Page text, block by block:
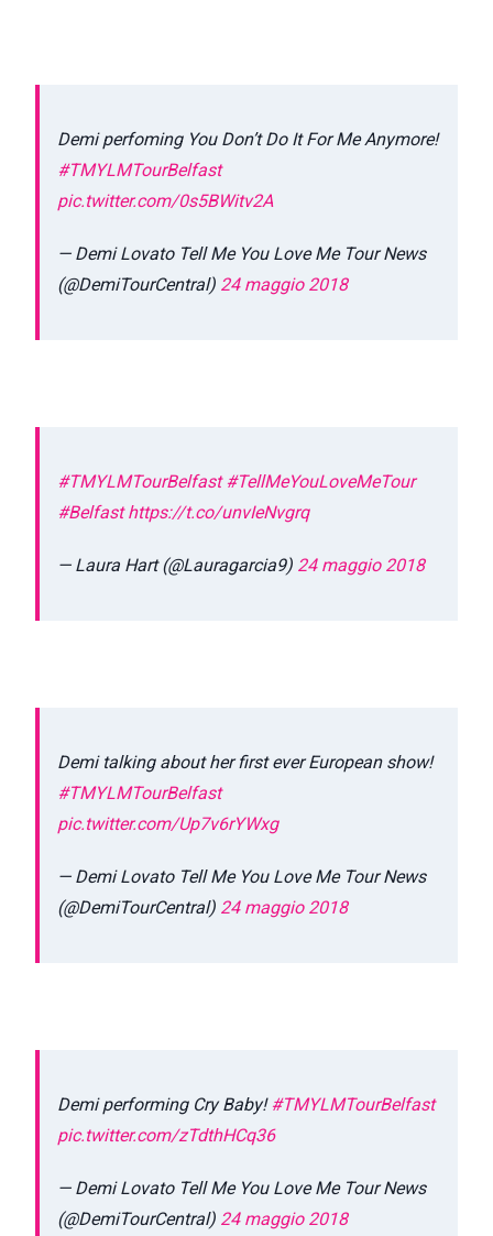
Demi perfoming You Don’t Do It For Me Anymore!
#TMYLMTourBelfast
pic.twitter.com/0s5BWitv2A
— Demi Lovato Tell Me You Love Me Tour News
(@DemiTourCentral) 24 maggio 2018
#TMYLMTourBelfast #TellMeYouLoveMeTour
#Belfast https://t.co/unvIeNvgrq
— Laura Hart (@Lauragarcia9) 24 maggio 2018
Demi talking about her first ever European show!
#TMYLMTourBelfast
pic.twitter.com/Up7v6rYWxg
— Demi Lovato Tell Me You Love Me Tour News
(@DemiTourCentral) 24 maggio 2018
Demi performing Cry Baby!#TMYLMTourBelfast
pic.twitter.com/zTdthHCq36
— Demi Lovato Tell Me You Love Me Tour News
(@DemiTourCentral) 24 maggio 2018